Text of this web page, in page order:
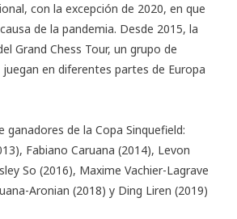
con la excepción de 2020, en que
de la pandemia. Desde 2015, la
Grand Chess Tour, un grupo de
en diferentes partes de Europa
ganadores de la Copa Sinquefield:
Fabiano Caruana (2014), Levon
So (2016), Maxime Vachier-Lagrave
Aronian (2018) y Ding Liren (2019)